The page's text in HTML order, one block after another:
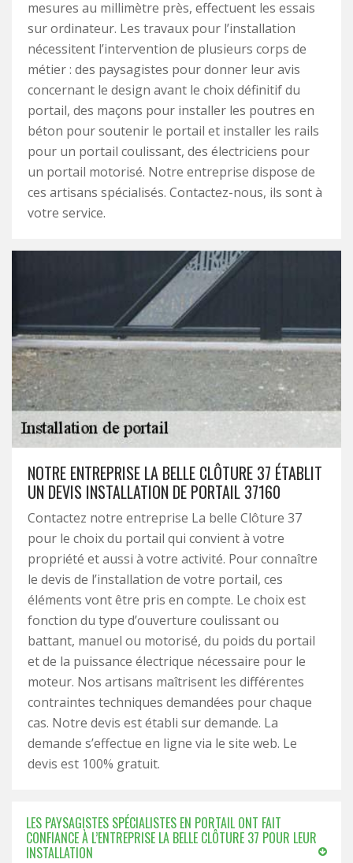
mesures au millimètre près, effectuent les essais
sur ordinateur. Les travaux pour l’installation
nécessitent l’intervention de plusieurs corps de
métier : des paysagistes pour donner leur avis
concernant le design avant le choix définitif du
portail, des maçons pour installer les poutres en
béton pour soutenir le portail et installer les rails
pour un portail coulissant, des électriciens pour
un portail motorisé. Notre entreprise dispose de
ces artisans spécialisés. Contactez-nous, ils sont à
votre service.
NOTRE ENTREPRISE LA BELLE CLÔTURE 37 ÉTABLIT
UN DEVIS INSTALLATION DE PORTAIL 37160
Contactez notre entreprise La belle Clôture 37
pour le choix du portail qui convient à votre
propriété et aussi à votre activité. Pour connaître
le devis de l’installation de votre portail, ces
éléments vont être pris en compte. Le choix est
fonction du type d’ouverture coulissant ou
battant, manuel ou motorisé, du poids du portail
et de la puissance électrique nécessaire pour le
moteur. Nos artisans maîtrisent les différentes
contraintes techniques demandées pour chaque
cas. Notre devis est établi sur demande. La
demande s’effectue en ligne via le site web. Le
devis est 100% gratuit.
LES PAYSAGISTES SPÉCIALISTES EN PORTAIL ONT FAIT
CONFIANCE À L’ENTREPRISE LA BELLE CLÔTURE 37 POUR LEUR
INSTALLATION